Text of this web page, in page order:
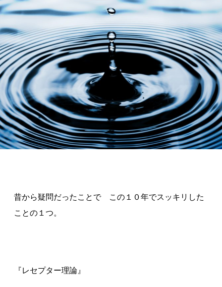
昔から疑問だったことで この１０年でスッキリした
ことの１つ。
『レセプター理論』